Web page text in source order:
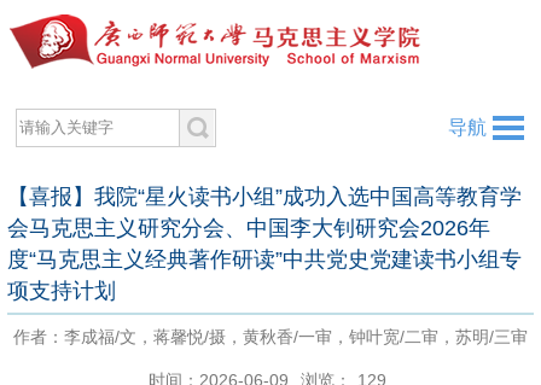
导航
【喜报】我院“星火读书小组”成功入选中国高等教育学
会马克思主义研究分会、中国李大钊研究会2026年
度“马克思主义经典著作研读”中共党史党建读书小组专
项支持计划
作者：李成福/文，蒋馨悦/摄，黄秋香/一审，钟叶宽/二审，苏明/三审
时间：2026-06-09 浏览： 129